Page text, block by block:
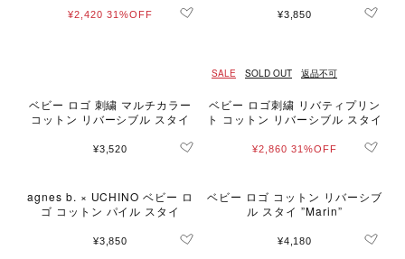
¥2,420 31%OFF ¥3,850
ベビー ロゴ 刺繍 マルチカラー
コットン リバーシブル スタイ
¥3,520
SALE SOLD OUT 返品不可
ベビー ロゴ刺繍 リバティプリン
ト コットン リバーシブル スタイ
¥2,860 31%OFF
agnes b. × UCHINO ベビー ロ
ゴ コットン パイル スタイ
¥3,850
ベビー ロゴ コットン リバーシブ
ル スタイ ”Marin”
¥4,180